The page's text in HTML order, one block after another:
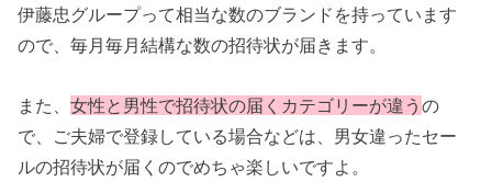
伊藤忠グループって相当な数のブランドを持っています
ので、毎月毎月結構な数の招待状が届きます。
また、女性と男性で招待状の届くカテゴリーが違うの
で、ご夫婦で登録している場合などは、男女違ったセー
ルの招待状が届くのでめちゃ楽しいですよ。